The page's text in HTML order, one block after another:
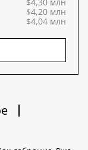
$4,30 млн
$4,20 млн
$4,04 млн